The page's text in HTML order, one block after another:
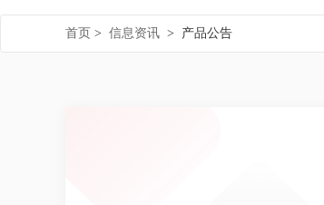
首页 > 信息资讯 > 产品公告